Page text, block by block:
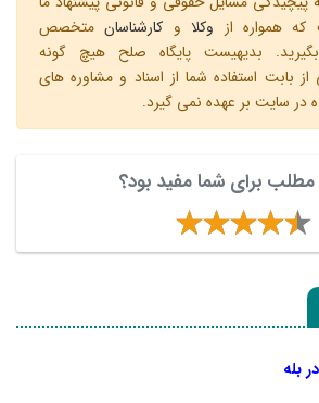
همواره از وکلاو کارشناسانمتخصص
بدیهیست پایگاه صلح هیچ گونه
از بابت استفاده شما از اسناد و مشاوره های
در سایت بر عهده نمی گیرد.
مطلب برای شما مفید بود؟
بله